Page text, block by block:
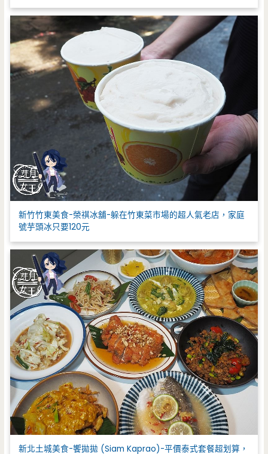
新竹竹東美食-榮祺冰舖-躲在竹東菜市場的超人氣老店，家庭
號芋頭冰只要120元
新北土城美食-饗拋拋 (Siam Kaprao)-平價泰式套餐超划算，